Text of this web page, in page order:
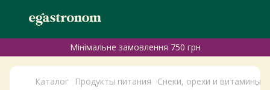
Мінімальне замовлення 750 грн
Каталог Продукты питания Снеки, орехи и витамины